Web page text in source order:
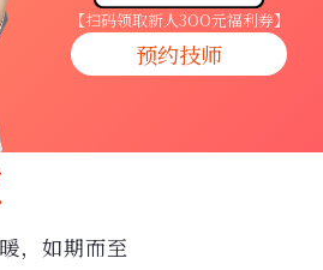
【扫码领取新人3OO元福利券】
预约技师
，如期而至